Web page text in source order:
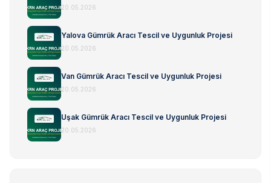
20.05.2026
Yalova Gümrük Aracı Tescil ve Uygunluk Projesi
20.05.2026
Van Gümrük Aracı Tescil ve Uygunluk Projesi
20.05.2026
Uşak Gümrük Aracı Tescil ve Uygunluk Projesi
20.05.2026